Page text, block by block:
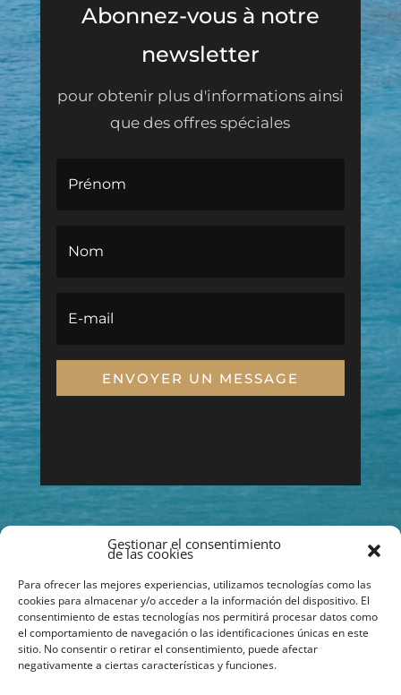
Gestionar el consentimiento
de las cookies
Para ofrecer las mejores experiencias, utilizamos tecnologías como las
cookies para almacenar y/o acceder a la información del dispositivo. El
consentimiento de estas tecnologías nos permitirá procesar datos como
el comportamiento de navegación o las identificaciones únicas en este
sitio. No consentir o retirar el consentimiento, puede afectar
negativamente a ciertas características y funciones.
Abonnez-vous à notre
newsletter
pour obtenir plus d'informations ainsi
que des offres spéciales
ENVOYER UN MESSAGE